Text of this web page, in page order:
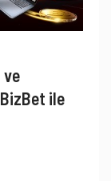
ve
ile